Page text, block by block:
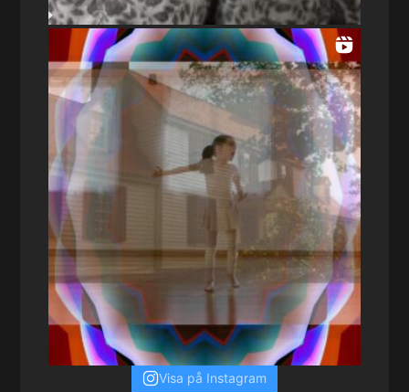
Visa på Instagram